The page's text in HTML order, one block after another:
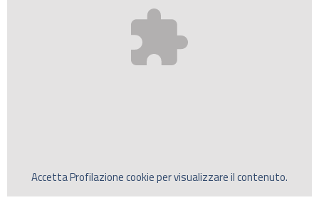
AccettaProfilazionecookie per visualizzare il contenuto.